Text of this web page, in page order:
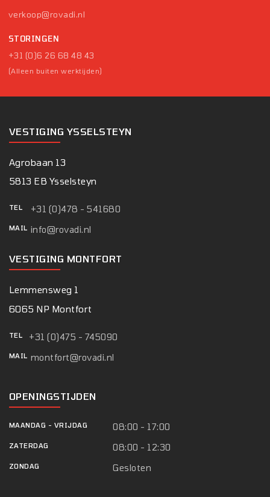
verkoop@rovadi.nl
STORINGEN
+31 (0)6 26 68 48 43
(Alleen buiten werktijden)
VESTIGING YSSELSTEYN
Agrobaan 13
5813 EB Ysselsteyn
TEL +31 (0)478 - 541680
MAIL info@rovadi.nl
VESTIGING MONTFORT
Lemmensweg 1
6065 NP Montfort
TEL +31 (0)475 - 745090
MAIL montfort@rovadi.nl
OPENINGSTIJDEN
MAANDAG - VRIJDAG 08:00 - 17:00
ZATERDAG 08:00 - 12:30
ZONDAG Gesloten